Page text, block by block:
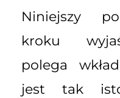
Niniejszy
kroku
polega
jest tak